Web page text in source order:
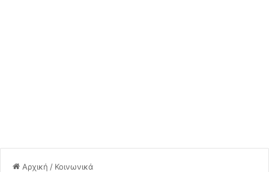
Αρχική / Κοινωνικά